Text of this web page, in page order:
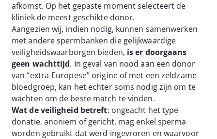
afkomst. Op het gepaste moment selecteert de
kliniek de meest geschikte donor.
Aangezien wij, indien nodig, kunnen samenwerken
met andere spermbanken die gelijkwaardige
veiligheidswaarborgen bieden, is er doorgaans
geen wachttijd. In geval van nood aan een donor
van “extra-Europese” origine of met een zeldzame
bloedgroep, kan het echter soms nodig zijn om te
wachten om de beste match te vinden.
Wat de veiligheid betreft: ongeacht het type
donatie, anoniem of gericht, mag enkel sperma
worden gebruikt dat werd ingevroren en waarvoor